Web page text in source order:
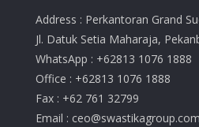
Address : Perkantoran Grand
Jl. Datuk Setia Maharaja,
WhatsApp : +62813 1076 1888
Office : +62813 1076 1888
Fax : +62 761 32799
Email : ceo@swastikagroup.com